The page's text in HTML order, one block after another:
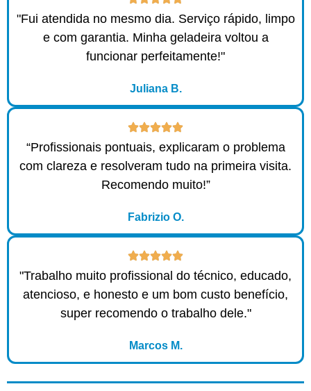
"Fui atendida no mesmo dia. Serviço rápido, limpo
e com garantia. Minha geladeira voltou a
funcionar perfeitamente!"
Juliana B.
“Profissionais pontuais, explicaram o problema
com clareza e resolveram tudo na primeira visita.
Recomendo muito!”
Fabrizio O.
"Trabalho muito profissional do técnico, educado,
atencioso, e honesto e um bom custo benefício,
super recomendo o trabalho dele."
Marcos M.